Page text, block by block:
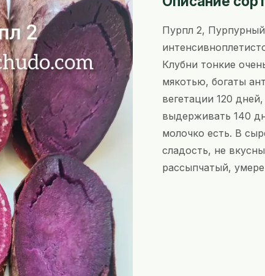
Пурпл 2,
Клубни тонкие
мякотью, богаты
вегетации 120
выдерживать 140
молочко есть. В
сладость, не
рассыпчатый,